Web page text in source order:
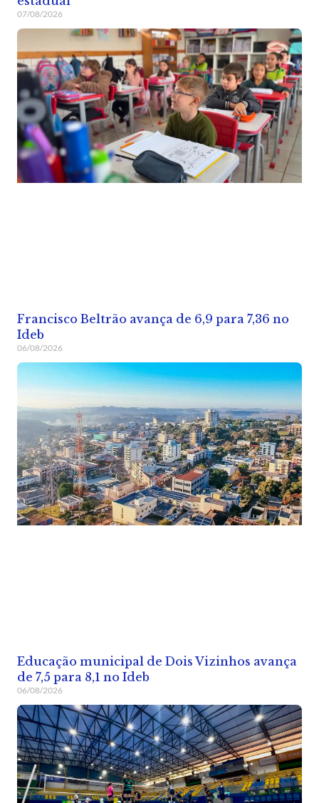
07/08/2026
Francisco Beltrão avança de 6,9 para 7,36 no
Ideb
06/08/2026
Educação municipal de Dois Vizinhos avança
de 7,5 para 8,1 no Ideb
06/08/2026